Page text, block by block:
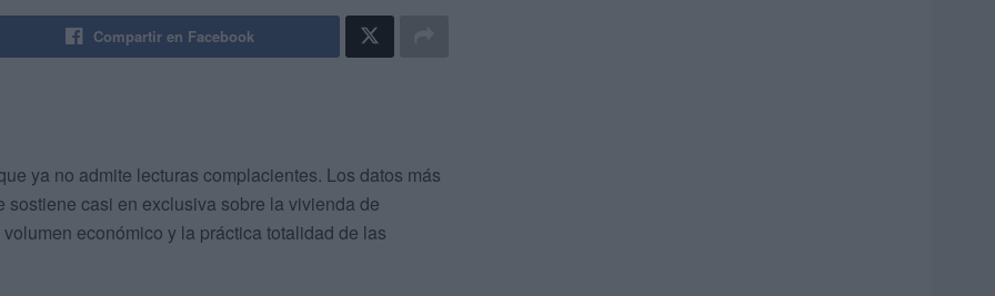
Compartir en Facebook
ya no admite lecturas complacientes. Los datos más
casi en exclusiva sobre la vivienda de
económico y la práctica totalidad de las